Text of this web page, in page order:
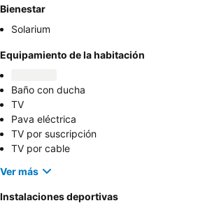
Bienestar
Solarium
Equipamiento de la habitación
Baño con ducha
TV
Pava eléctrica
TV por suscripción
TV por cable
Ver más
Instalaciones deportivas